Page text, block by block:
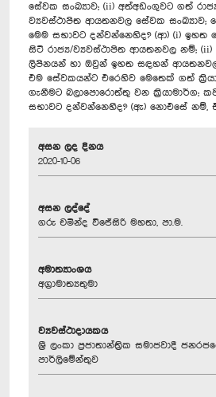
සේවක සංඛ්‍යාව; (ii) අත්අඩංගුවට ගත්
ව්‍යවස්ථාපිත ආයතනවල සේවක සංඛ්‍යාව;
මෙම සභාවට දන්වන්නෙහිද? (ආ) (i) ඉහත
සිටි රාජ්‍ය/ව්‍යවස්ථාපිත ආයතනවල නම්;
ලිපිනයන් හා ඔවුන් ඉහත සඳහන්
එම සේවකයන්ට එරෙහිව මෙතෙක් ගත් ක්‍රියා
ගැනීමට බලාපොරොත්තු වන ක්‍රියාමාර්ග;
සභාවට දන්වන්නෙහිද? (ඇ) නොඑසේ නම්,
අසන ලද දිනය
2020-10-06
අසන ලද්දේ
ගරු චමින්ද වි‍ජේසිරි මහතා, පා.ම.
අමාත්‍යාංශය
අග්‍රාමාත්‍යතුමා
ව්‍යවස්ථාදායකය
ශ්‍රී ලංකා ප්‍රජාතාන්ත්‍රික සමාජවාදී
පාර්ලිමේන්තුව